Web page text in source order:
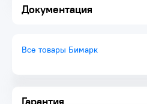
Документация
Преимущества:
Микропроцессорное управление
компонентов от влаги и пыли
Все товары Бимарк